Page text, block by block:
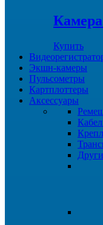
Купить
Экшн-камеры
Пульсометры
Картплоттеры
Аксессуары